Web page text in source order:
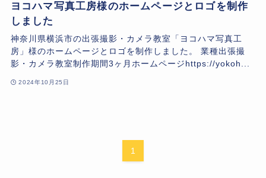
ヨコハマ写真工房様のホームページとロゴを制作
しました
神奈川県横浜市の出張撮影・カメラ教室「ヨコハマ写真工
房」様のホームページとロゴを制作しました。 業種出張撮
影・カメラ教室制作期間3ヶ月ホームページhttps://yokoh...
2024年10月25日
1